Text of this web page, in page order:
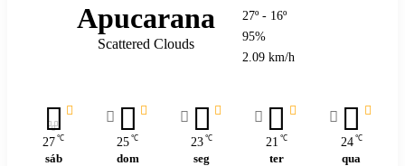
Apucarana
Scattered Clouds
27º - 16º
95%
2.09 km/h
27 ℃
sáb
25 ℃
dom
23 ℃
seg
21 ℃
ter
24 ℃
qua